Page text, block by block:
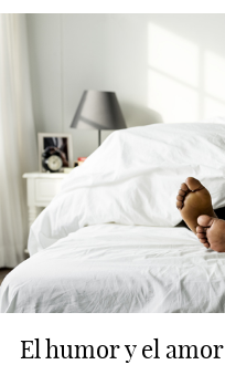
El humor y el amor